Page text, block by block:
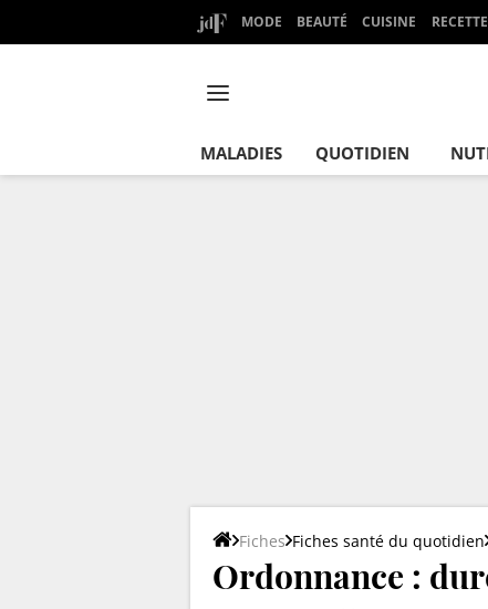
MODE BEAUTÉ CUISINE
MALADIES QUOTIDIEN
Fiches Fiches santé du quotidien
Ordonnance :